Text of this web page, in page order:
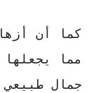
كما أن
مما
جمال